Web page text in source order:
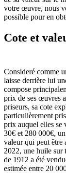
votre œuvre, nous
possible pour en
Cote et
Consideré comme
laisse derrière lui
compose
prix de ses œuvres
priseurs, sa cote
particulièrement
prix auquel elles se
30€ et 280 000€,
valeur qui peut
2022, une huile sur
de 1912 a été
estimée entre 20